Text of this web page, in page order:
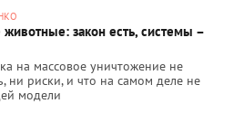
закон есть, системы –
на массовое уничтожение не
ни риски, и что на самом деле не
модели